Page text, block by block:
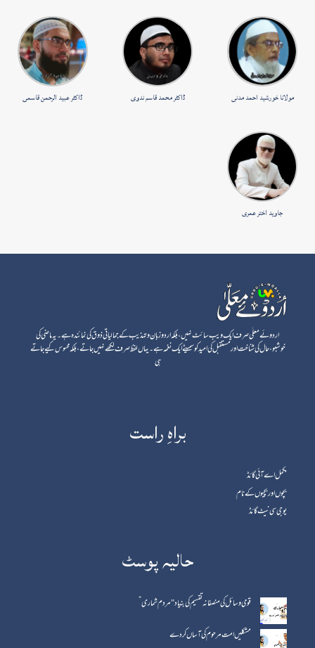
مولانا خورشید احمد مدنی ڈاکٹر محمد قاسم ندوی ڈاکٹر عبید الرحمن قاسمی
جاوید اختر عمری
اردوئے معلٰی صرف ایک ویب سائٹ نہیں، بلکہ اردو زبان و تہذیب کے جمالیاتی ذوق کی نمائندہ ہے۔ یہ ماضی کی
خوشبو، حال کی شناخت اور مستقبل کی امید کو سمیٹے ایک نغمہ ہے۔ یہاں لفظ صرف لکھے نہیں جاتے، بلکہ محسوس کیے جاتے
ہی
براہِ راست
مکمل اے آئی گائڈ
بچوں اور بچیوں کے نام
یوجی سی نیٹ گائڈ
حالیہ پوسٹ
قومی وسائل کی منصفانہ تقسیم کی بنیاد "مردم شماری”
مشکلیں امت مرحوم کی آساں کردے